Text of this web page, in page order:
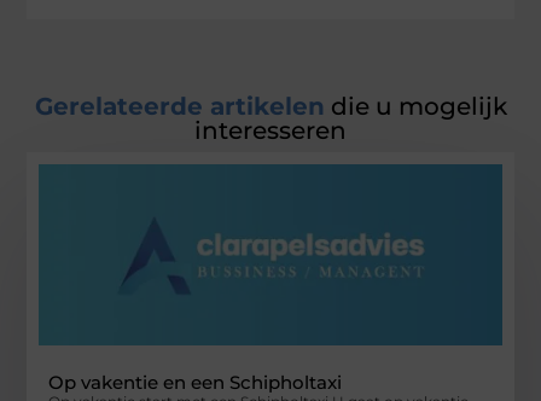
Gerelateerde artikelen die u mogelijk
interesseren
Op vakentie en een Schipholtaxi